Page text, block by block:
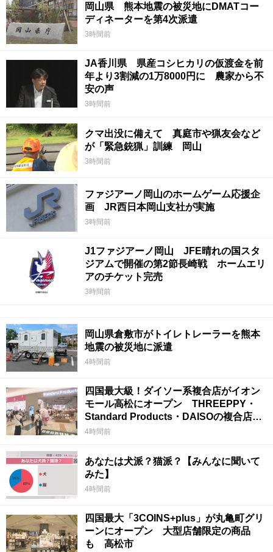
岡山県 熊本地震の被災地にDMATコー
ディネーターを第4次派遣
3時間前
JA香川県 県産コシヒカリの仮渡金を前
年より3割減の1万8000円に 農家から不
安の声
3時間前
クマ出没に備えて 真庭市や猟友会など
が「緊急銃猟」訓練 岡山
3時間前
ファジアーノ岡山のホームゲーム応援企
画 JR西日本岡山支社が実施
3時間前
J1ファジアーノ岡山 JFE晴れの国スタ
ジアムで開催の第2節長崎戦 ホームエリ
アのチケット完売
3時間前
岡山県倉敷市がトイレトレーラーを熊本
地震の被災地に派遣
4時間前
四国最大級！ダイソー系複合店がイオン
モール高松にオープン THREEPPY・
Standard Products・DAISOの複合店は
香川県初
4時間前
あなたは犬派？猫派？【みんなに聞いて
みた】
4時間前
四国最大「3COINS+plus」が丸亀町グリ
ーンにオープン 大型店舗限定の商品
も 高松市